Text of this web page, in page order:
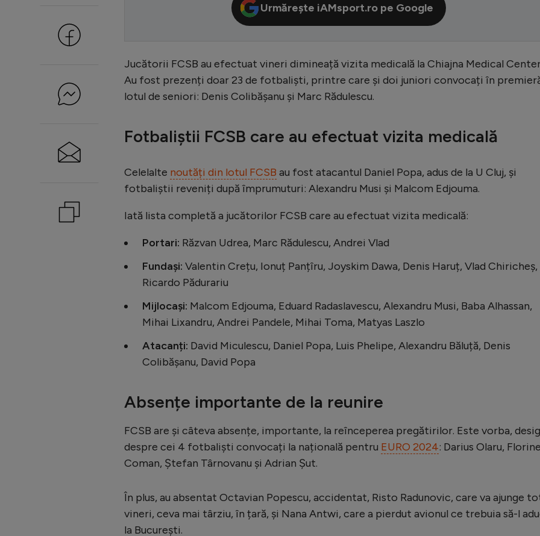
Urmărește iAMsport.ro pe Google
Jucătorii FCSB au efectuat vineri dimineață vizita medicală la Chiajna Medical
Au fost prezenți doar 23 de fotbaliști, printre care și doi juniori convocați în
lotul de seniori: Denis Colibășanu și Marc Rădulescu.
Fotbaliștii FCSB care au efectuat vizita medicală
Celelalte noutăți din lotul FCSB au fost atacantul Daniel Popa, adus de la U Cluj, și
fotbaliștii reveniți după împrumuturi: Alexandru Musi și Malcom Edjouma.
Iată lista completă a jucătorilor FCSB care au efectuat vizita medicală:
Portari: Răzvan Udrea, Marc Rădulescu, Andrei Vlad
Fundași: Valentin Crețu, Ionuț Panțîru, Joyskim Dawa, Denis Haruț, Vlad Chiricheș,
Ricardo Pădurariu
Mijlocași: Malcom Edjouma, Eduard Radaslavescu, Alexandru Musi, Baba Alhassan,
Mihai Lixandru, Andrei Pandele, Mihai Toma, Matyas Laszlo
Atacanți: David Miculescu, Daniel Popa, Luis Phelipe, Alexandru Băluță, Denis
Colibășanu, David Popa
Absențe importante de la reunire
FCSB are și câteva absențe, importante, la reînceperea pregătirilor. Este vorba,
despre cei 4 fotbaliști convocați la națională pentru EURO 2024: Darius Olaru,
Coman, Ştefan Târnovanu şi Adrian Şut.
În plus, au absentat Octavian Popescu, accidentat, Risto Radunovic, care va ajunge
vineri, ceva mai târziu, în țară, și Nana Antwi, care a pierdut avionul ce trebuia să-l
la București.